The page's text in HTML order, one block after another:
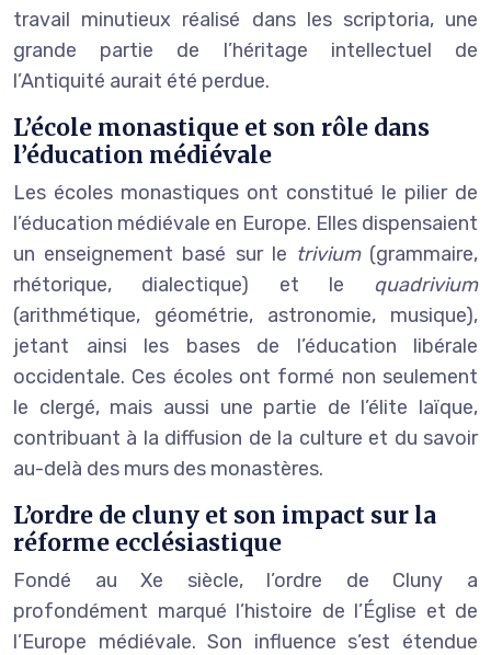
travail minutieux réalisé dans les scriptoria, une
grande partie de l’héritage intellectuel de
l’Antiquité aurait été perdue.
L’école monastique et son rôle dans
l’éducation médiévale
Les écoles monastiques ont constitué le pilier de
l’éducation médiévale en Europe. Elles dispensaient
un enseignement basé sur le trivium (grammaire,
rhétorique, dialectique) et le quadrivium
(arithmétique, géométrie, astronomie, musique),
jetant ainsi les bases de l’éducation libérale
occidentale. Ces écoles ont formé non seulement
le clergé, mais aussi une partie de l’élite laïque,
contribuant à la diffusion de la culture et du savoir
au-delà des murs des monastères.
L’ordre de cluny et son impact sur la
réforme ecclésiastique
Fondé au Xe siècle, l’ordre de Cluny a
profondément marqué l’histoire de l’Église et de
l’Europe médiévale. Son influence s’est étendue